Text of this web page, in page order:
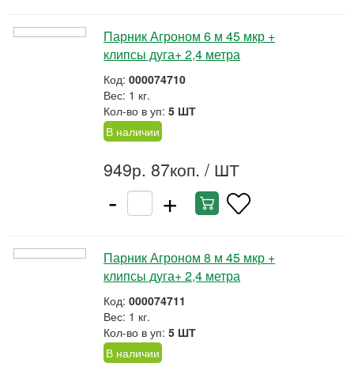
Парник Агроном 6 м 45 мкр +
клипсы дуга+ 2,4 метра
Код: 000074710
Вес: 1 кг.
Кол-во в уп: 5 ШТ
В наличии
949р. 87коп. / ШТ
- +
Парник Агроном 8 м 45 мкр +
клипсы дуга+ 2,4 метра
Код: 000074711
Вес: 1 кг.
Кол-во в уп: 5 ШТ
В наличии